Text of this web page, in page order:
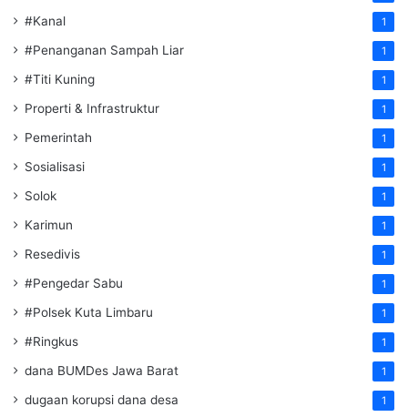
#Kanal 1
#Penanganan Sampah Liar 1
#Titi Kuning 1
Properti & Infrastruktur 1
Pemerintah 1
Sosialisasi 1
Solok 1
Karimun 1
Resedivis 1
#Pengedar Sabu 1
#Polsek Kuta Limbaru 1
#Ringkus 1
dana BUMDes Jawa Barat 1
dugaan korupsi dana desa 1